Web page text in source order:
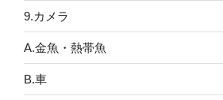
9.カメラ
A.金魚・熱帯魚
B.車